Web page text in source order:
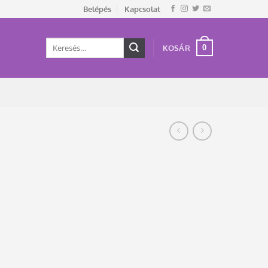
Belépés Kapcsolat
Keresés
KOSÁR 0